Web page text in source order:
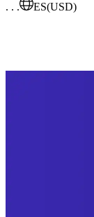
. . .
ES(USD)